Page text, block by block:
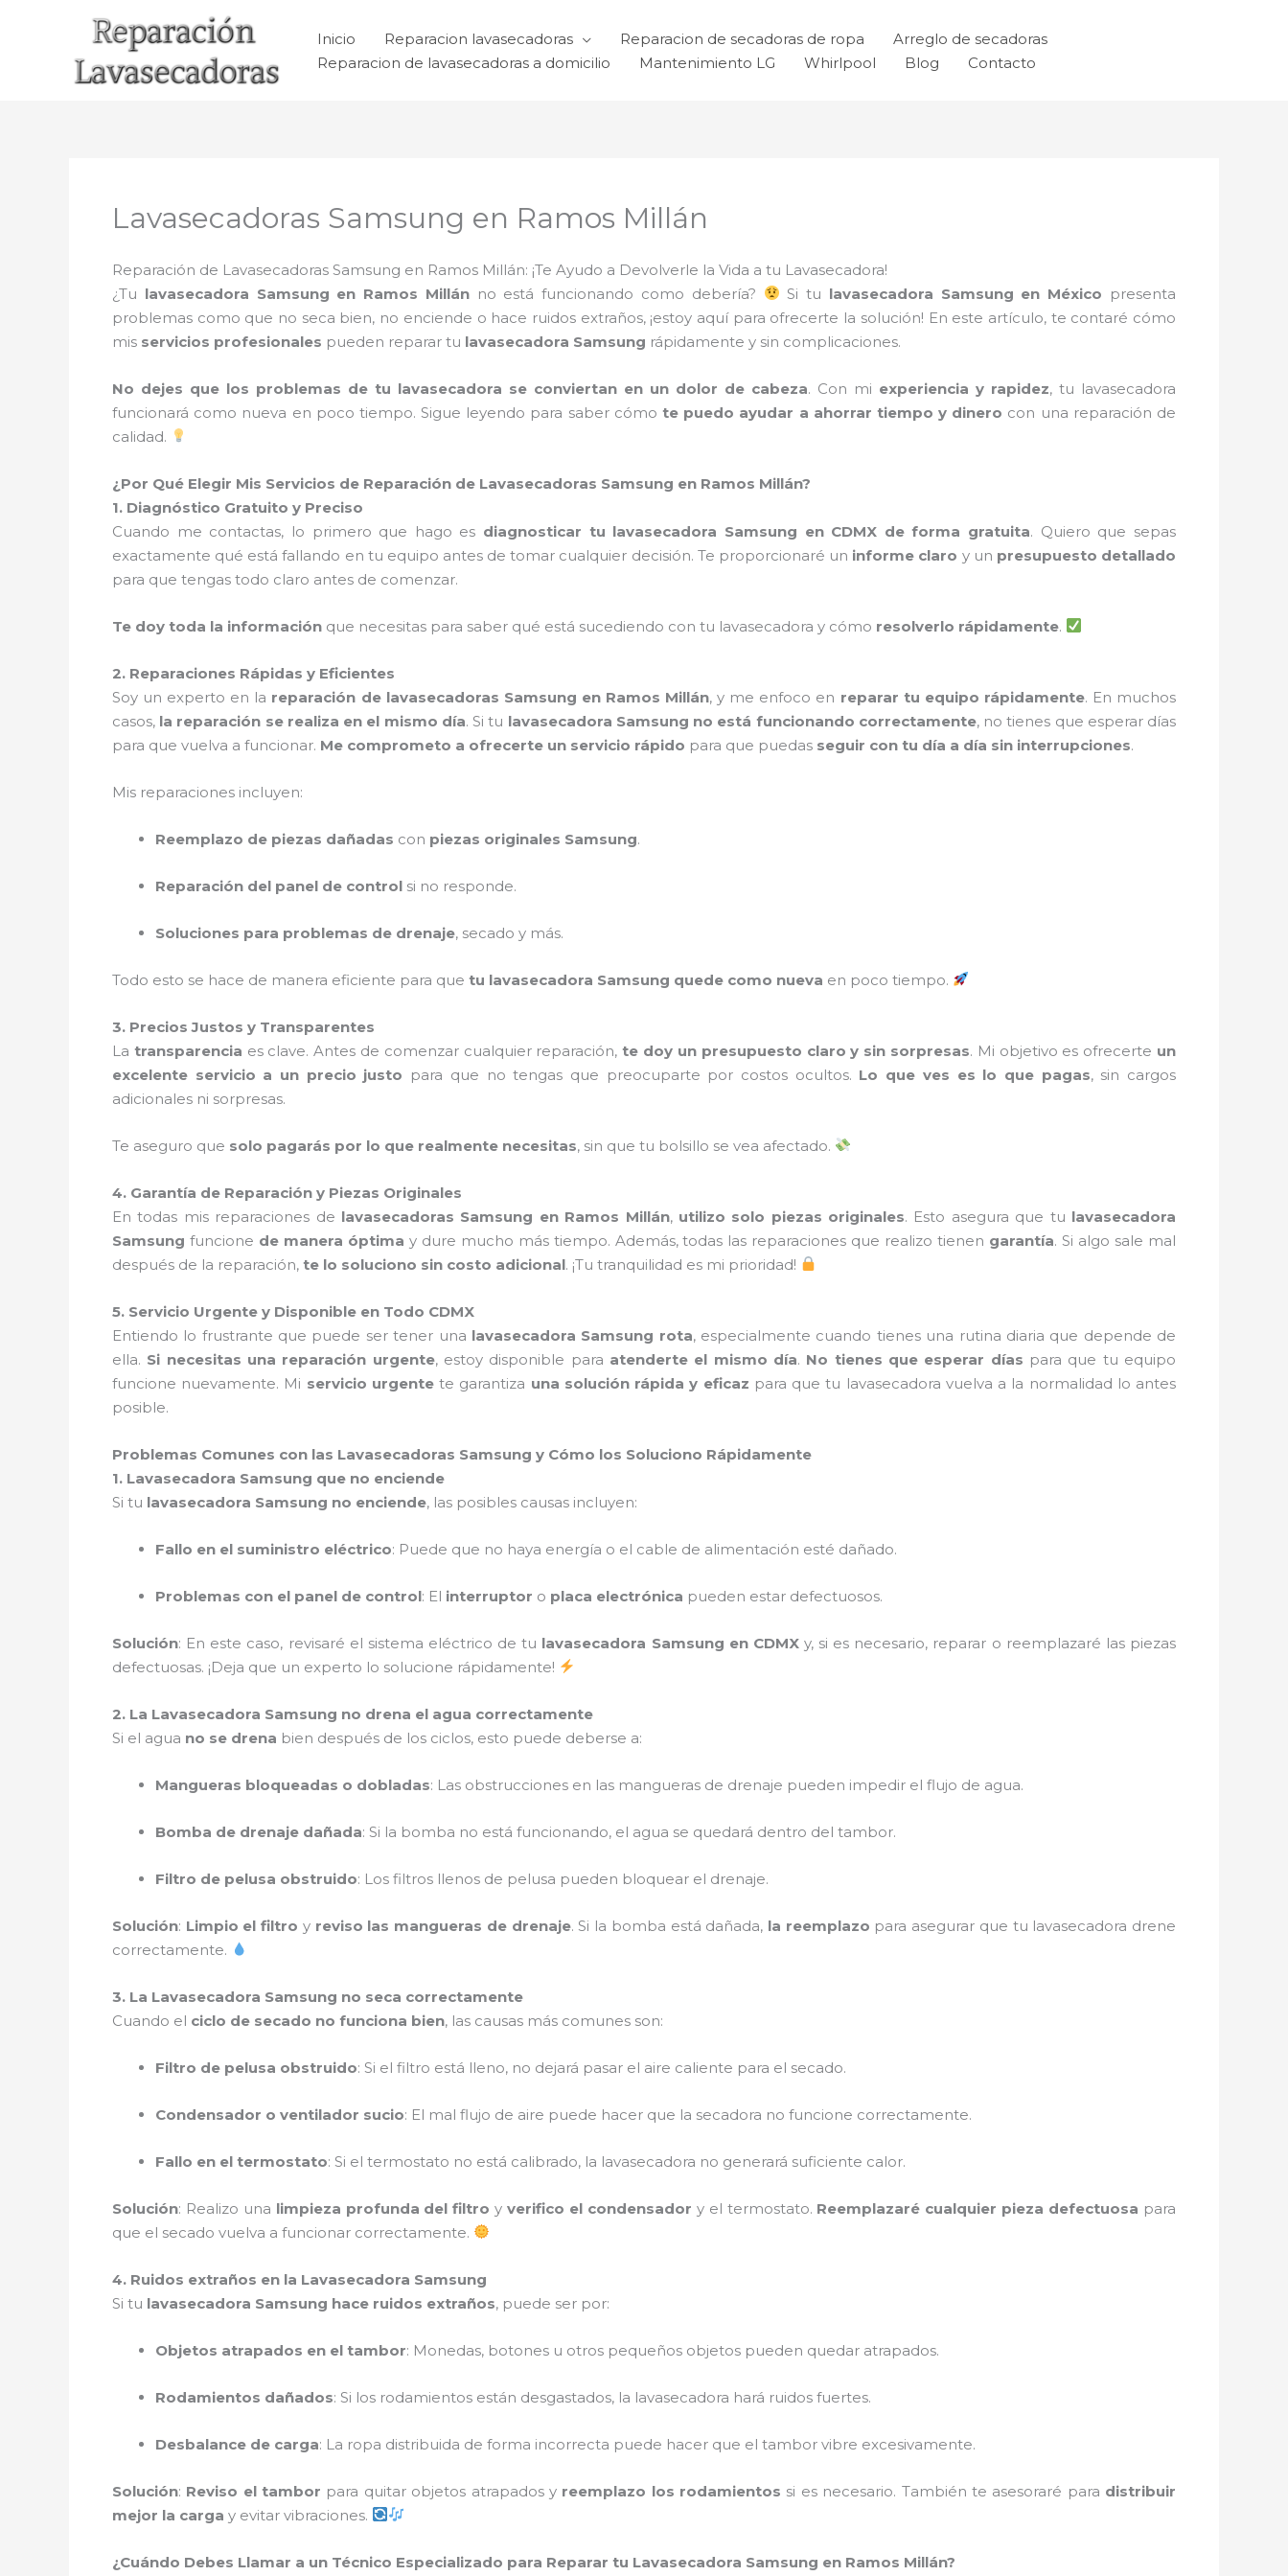
Inicio Reparacion lavasecadoras Reparacion de secadoras de ropa
Arreglo de secadoras
Reparacion de lavasecadoras a domicilio
Mantenimiento LG Whirlpool Blog Contacto
Lavasecadoras Samsung en Ramos Millán
Reparación de Lavasecadoras Samsung en Ramos Millán: ¡Te Ayudo a Devolverle la Vida a tu Lavasecadora!
¿Tu lavasecadora Samsung en Ramos Millánno está funcionando como debería? Si tu lavasecadora Samsung en México presenta
problemas como que no seca bien, no enciende o hace ruidos extraños, ¡estoy aquí para ofrecerte la solución! En este artículo, te contaré cómo
mis servicios profesionales pueden reparar tu lavasecadora Samsung rápidamente y sin complicaciones.
No dejes que los problemas de tu lavasecadora se conviertan en un dolor de cabeza. Con mi experiencia y rapidez, tu lavasecadora
funcionará como nueva en poco tiempo. Sigue leyendo para saber cómo te puedo ayudar a ahorrar tiempo y dinero con una reparación de
calidad.
¿Por Qué Elegir Mis Servicios de Reparación de Lavasecadoras Samsung en Ramos Millán?
1. Diagnóstico Gratuito y Preciso
Cuando me contactas, lo primero que hago es diagnosticar tu lavasecadora Samsung en CDMX de forma gratuita. Quiero que sepas
exactamente qué está fallando en tu equipo antes de tomar cualquier decisión. Te proporcionaré un informe claro y un presupuesto detallado
para que tengas todo claro antes de comenzar.
Te doy toda la información que necesitas para saber qué está sucediendo con tu lavasecadora y cómo resolverlo rápidamente.
2. Reparaciones Rápidas y Eficientes
Soy un experto en la reparación de lavasecadoras Samsung en Ramos Millán, y me enfoco en reparar tu equipo rápidamente. En muchos
casos, la reparación se realiza en el mismo día. Si tu lavasecadora Samsung no está funcionando correctamente, no tienes que esperar días
para que vuelva a funcionar. Me comprometo a ofrecerte un servicio rápido para que puedas seguir con tu día a día sin interrupciones.
Mis reparaciones incluyen:
Reemplazo de piezas dañadas con piezas originales Samsung.
Reparación del panel de control si no responde.
Soluciones para problemas de drenaje, secado y más.
Todo esto se hace de manera eficiente para que tu lavasecadora Samsung quede como nueva en poco tiempo.
3. Precios Justos y Transparentes
La transparencia es clave. Antes de comenzar cualquier reparación,te doy un presupuesto claro y sin sorpresas. Mi objetivo es ofrecerte un
excelente servicio a un precio justo para que no tengas que preocuparte por costos ocultos. Lo que ves es lo que pagas, sin cargos
adicionales ni sorpresas.
Te aseguro que solo pagarás por lo que realmente necesitas, sin que tu bolsillo se vea afectado.
4. Garantía de Reparación y Piezas Originales
En todas mis reparaciones de lavasecadoras Samsung en Ramos Millán, utilizo solo piezas originales. Esto asegura que tu lavasecadora
Samsung funcione de manera óptima y dure mucho más tiempo. Además, todas las reparaciones que realizo tienen garantía. Si algo sale mal
después de la reparación, te lo soluciono sin costo adicional. ¡Tu tranquilidad es mi prioridad!
5. Servicio Urgente y Disponible en Todo CDMX
Entiendo lo frustrante que puede ser tener una lavasecadora Samsung rota, especialmente cuando tienes una rutina diaria que depende de
ella. Si necesitas una reparación urgente, estoy disponible para atenderte el mismo día. No tienes que esperar días para que tu equipo
funcione nuevamente. Mi servicio urgentete garantiza una solución rápida y eficaz para que tu lavasecadora vuelva a la normalidad lo antes
posible.
Problemas Comunes con las Lavasecadoras Samsung y Cómo los Soluciono Rápidamente
1. Lavasecadora Samsung que no enciende
Si tu lavasecadora Samsung no enciende, las posibles causas incluyen:
Fallo en el suministro eléctrico: Puede que no haya energía o el cable de alimentación esté dañado.
Problemas con el panel de control: El interruptor o placa electrónica pueden estar defectuosos.
Solución: En este caso, revisaré el sistema eléctrico de tu lavasecadora Samsung en CDMXy, si es necesario, reparar o reemplazaré las piezas
defectuosas. ¡Deja que un experto lo solucione rápidamente!
2. La Lavasecadora Samsung no drena el agua correctamente
Si el agua no se drena bien después de los ciclos, esto puede deberse a:
Mangueras bloqueadas o dobladas: Las obstrucciones en las mangueras de drenaje pueden impedir el flujo de agua.
Bomba de drenaje dañada: Si la bomba no está funcionando, el agua se quedará dentro del tambor.
Filtro de pelusa obstruido: Los filtros llenos de pelusa pueden bloquear el drenaje.
Solución: Limpio el filtro y reviso las mangueras de drenaje. Si la bomba está dañada, la reemplazo para asegurar que tu lavasecadora drene
correctamente.
3. La Lavasecadora Samsung no seca correctamente
Cuando el ciclo de secado no funciona bien, las causas más comunes son:
Filtro de pelusa obstruido: Si el filtro está lleno, no dejará pasar el aire caliente para el secado.
Condensador o ventilador sucio: El mal flujo de aire puede hacer que la secadora no funcione correctamente.
Fallo en el termostato: Si el termostato no está calibrado, la lavasecadora no generará suficiente calor.
Solución: Realizo una limpieza profunda del filtro yverifico el condensador y el termostato. Reemplazaré cualquier pieza defectuosa para
que el secado vuelva a funcionar correctamente.
4. Ruidos extraños en la Lavasecadora Samsung
Si tu lavasecadora Samsung hace ruidos extraños, puede ser por:
Objetos atrapados en el tambor: Monedas, botones u otros pequeños objetos pueden quedar atrapados.
Rodamientos dañados: Si los rodamientos están desgastados, la lavasecadora hará ruidos fuertes.
Desbalance de carga: La ropa distribuida de forma incorrecta puede hacer que el tambor vibre excesivamente.
Solución: Reviso el tambor para quitar objetos atrapados y reemplazo los rodamientos si es necesario. También te asesoraré para distribuir
mejor la carga y evitar vibraciones.
¿Cuándo Debes Llamar a un Técnico Especializado para Reparar tu Lavasecadora Samsung en Ramos Millán?